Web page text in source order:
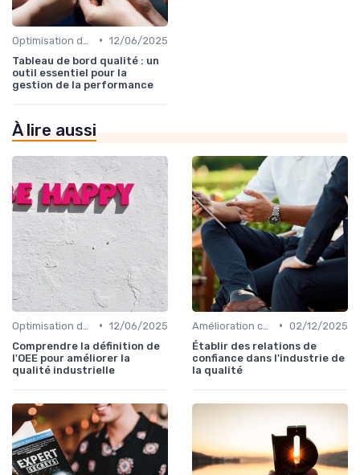
• 12/06/2025
Tableau de bord qualité : un
outil essentiel pour la
gestion de la performance
À lire aussi
• 12/06/2025
Comprendre la définition de
l'OEE pour améliorer la
qualité industrielle
• 02/12/2025
Établir des relations de
confiance dans l'industrie de
la qualité